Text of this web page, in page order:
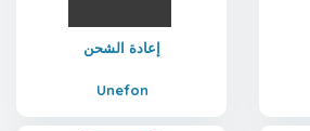
إعادة الشحن
Unefon